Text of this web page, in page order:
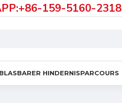
159-5160-2318
HINDERNISPARCOURS